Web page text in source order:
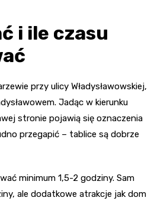
i ile czasu
przy ulicy Władysławowskiej,
Jadąc w kierunku
stronie pojawią się oznaczenia
przegapić – tablice są dobrze
minimum 1,5-2 godziny. Sam
ale dodatkowe atrakcje jak dom